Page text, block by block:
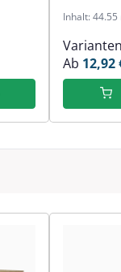
Inhalt: 44.55
Ab 12,92